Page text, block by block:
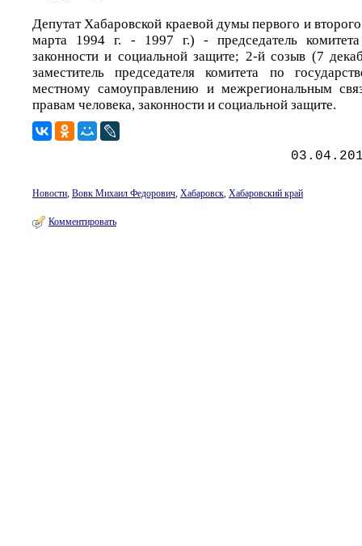
Депутат Хабаровской краевой думы первого и
марта 1994 г. - 1997 г.) - председатель
законности и социальной защите; 2-й созыв (7
заместитель председателя комитета по
местному самоуправлению и межрегиональным
правам человека, законности и социальной защите.
Новости, Вовк Михаил Федорович, Хабаровск, Хабаровский край
Комментировать